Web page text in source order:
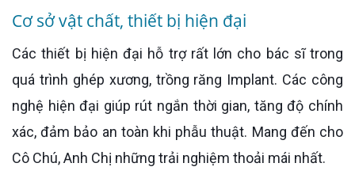
Cơ sở vật chất, thiết bị hiện đại
Các thiết bị hiện đại hỗ trợ rất lớn cho bác sĩ trong
quá trình ghép xương, trồng răng Implant. Các công
nghệ hiện đại giúp rút ngắn thời gian, tăng độ chính
xác, đảm bảo an toàn khi phẫu thuật. Mang đến cho
Cô Chú, Anh Chị những trải nghiệm thoải mái nhất.